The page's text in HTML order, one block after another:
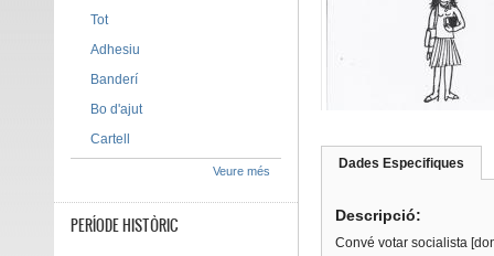
Dades Especifiques
Descripció:
Convé votar socialista
Tot
Adhesiu
Banderí
Bo d'ajut
Cartell
Veure més
PERÍODE HISTÒRIC